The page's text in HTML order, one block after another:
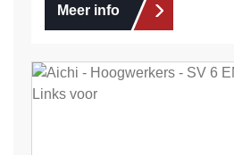
Meer info